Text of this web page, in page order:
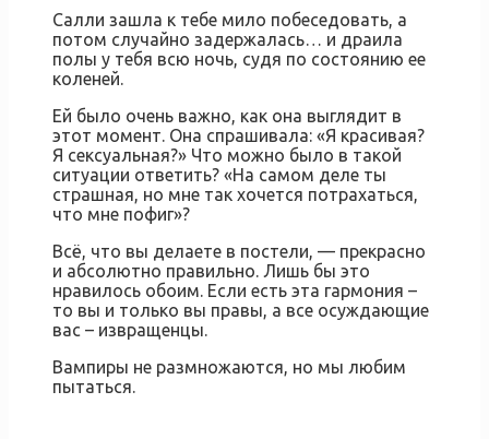
Салли зашла к тебе мило побеседовать, а
потом случайно задержалась… и драила
полы у тебя всю ночь, судя по состоянию ее
коленей.
Ей было очень важно, как она выглядит в
этот момент. Она спрашивала: «Я красивая?
Я сексуальная?» Что можно было в такой
ситуации ответить? «На самом деле ты
страшная, но мне так хочется потрахаться,
что мне пофиг»?
Всё, что вы делаете в постели, — прекрасно
и абсолютно правильно. Лишь бы это
нравилось обоим. Если есть эта гармония –
то вы и только вы правы, а все осуждающие
вас – извращенцы.
Вампиры не размножаются, но мы любим
пытаться.